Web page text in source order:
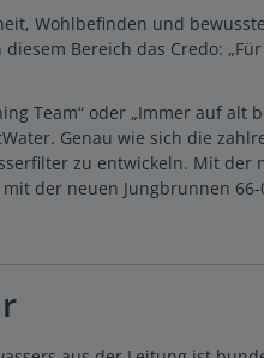
Wohlbefinden und
Bereich das Credo:
Team“ oder „Immer auf
Genau wie sich die
zu entwickeln. Mit der
der neuen Jungbrunnen